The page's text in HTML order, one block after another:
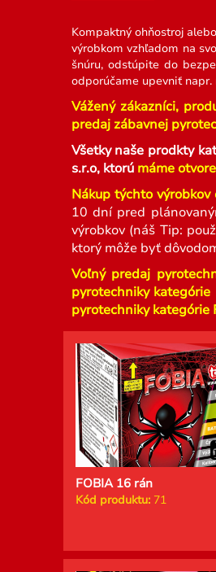
Kompaktný ohňostroj
výrobkom vzhľadom na
šnúru, odstúpite do
odporúčame upevniť
Vážený zákazníci, pr
predaj zábavnej
Všetky naše prodkty
s.r.o, ktorú máme
Nákup týchto
10 dní pred
výrobkov (náš Tip:
ktorý môže byť
Voľný predaj
pyrotechniky
pyrotechniky kategórie
FOBIA 16 rán
Kód produktu:71